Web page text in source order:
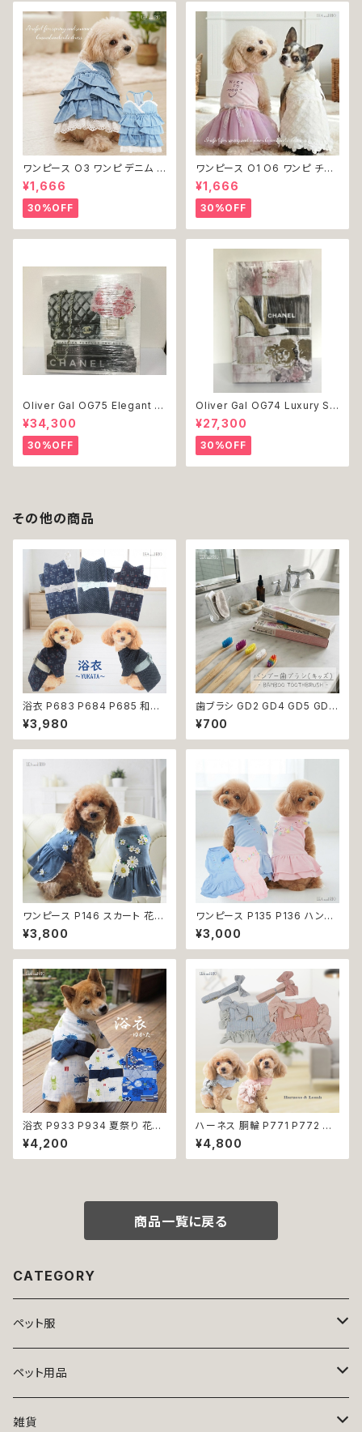
ワンピース O3 ワンピ デニム プ
リーツ レース 女の子 犬 犬服
小型 猫 服 洋服 ペット dog ド
ッグウェア おしゃれ かわいい 返
品交換不可
¥1,666
30%OFF
ワンピース O1 O6 ワンピ チュ
ール レース 花 フラワー 女の子
犬 犬服 小型 猫 服 洋服 ペット
dog ドッグウェア おしゃれ かわ
いい 返品交換不可
¥1,666
30%OFF
Oliver Gal OG75 Elegant E
ssentials Paris 絵 アート イ
ンテリア お祝い 贈り物 プレゼ
ント 結婚 新築 開店 周年 バー
スデイ 誕生日 ご褒美
¥34,300
30%OFF
Oliver Gal OG74 Luxury St
acked Shoes Rose Giftbo
x 絵 アート インテリア お祝い
贈り物 プレゼント 結婚 新築 開
店 周年 バースデイ 誕生日 ご褒
美
¥27,300
30%OFF
その他の商品
浴衣 P683 P684 P685 和装
和柄 夏 祭り 花火大会 ドッグ ウ
ェア ドッグウエア 犬 猫 ペット
服 犬服 猫服 犬猫 犬の服 猫の
不可
¥3,980
歯ブラシ GD2 GD4 GD5 GD6
GD8 ハンブー歯ブラシ THE H
UMBLE CO.キッズ 子ども バン
ブー 竹 口腔ケア 植物由来原料
¥700
ワンピース P146 スカート 花
ジャンスカ ドッグウエア ドック
ウェア 犬 猫 犬の服 猫の服 do
g ペット 服 小型犬 かわいい お
返品交換不可
¥3,800
ワンピース P135 P136 ハンド
メイド ピンク ブルー ナチュラル
カラー パステルカラー ふんわり
カラー キラキラ ドッグウェア do
わいい おしゃれ デイリー フリン
ジ リボン ビーズ フリル ティア
ード 小型犬 返品交換不可
¥3,000
浴衣 P933 P934 夏祭り 花火
大会 富士山 カブトムシ クワガ
タ 昆虫柄 和装 和柄 古風 伝統
日本 夏 ハンドメイド ドッグウエ
服 犬洋服 犬の洋服 洋服 おしゃ
¥4,200
ハーネス 胴輪 P771 P772 パ
ステルカラー 引っ張り防止 散歩
お出掛け ドッグウエア 犬 猫 ペ
ット 服 犬服 猫服 かわいい おし
¥4,800
商品一覧に戻る
CATEGORY
ペット服
トップス
ニット
ボトムス
ペット用品
ベッド
雑貨